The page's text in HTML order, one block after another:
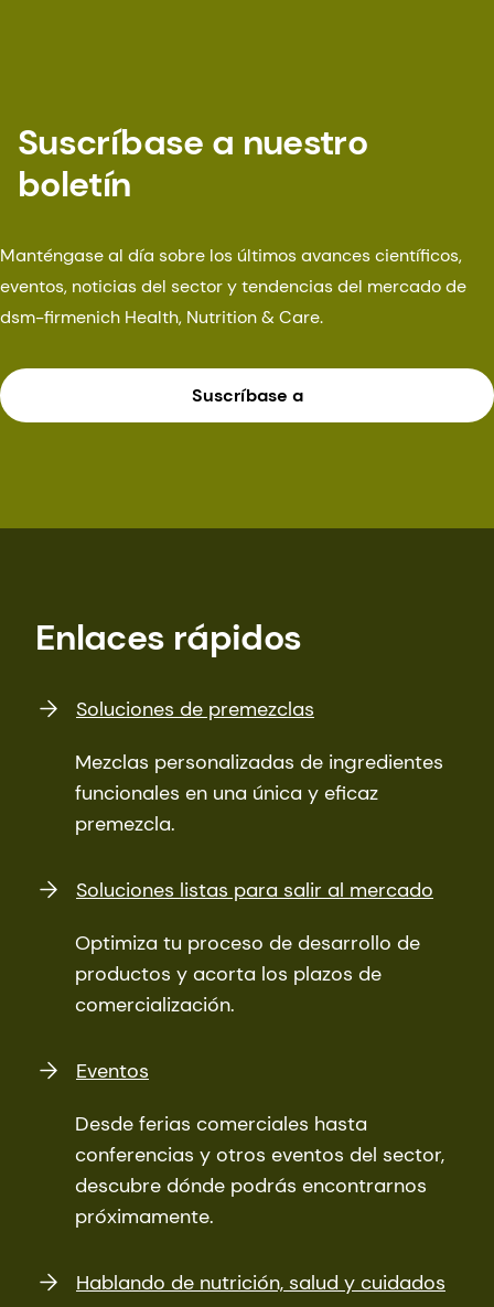
Suscríbase a nuestro
boletín
Manténgase al día sobre los últimos avances científicos,
eventos, noticias del sector y tendencias del mercado de
dsm-firmenich Health, Nutrition & Care.
Suscríbase a
Enlaces rápidos
Soluciones de premezclas
Mezclas personalizadas de ingredientes
funcionales en una única y eficaz
premezcla.
Soluciones listas para salir al mercado
Optimiza tu proceso de desarrollo de
productos y acorta los plazos de
comercialización.
Eventos
Desde ferias comerciales hasta
conferencias y otros eventos del sector,
descubre dónde podrás encontrarnos
próximamente.
Hablando de nutrición, salud y cuidados